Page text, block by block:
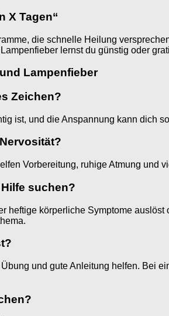
X Tagen“
die schnelle Heilung
lernst du günstig oder
Lampenfieber
Zeichen?
ist, und die Anspannung kann dich
Vorbereitung, ruhige Atmung und
suchen?
heftige körperliche Symptome
und gute Anleitung helfen. Bei